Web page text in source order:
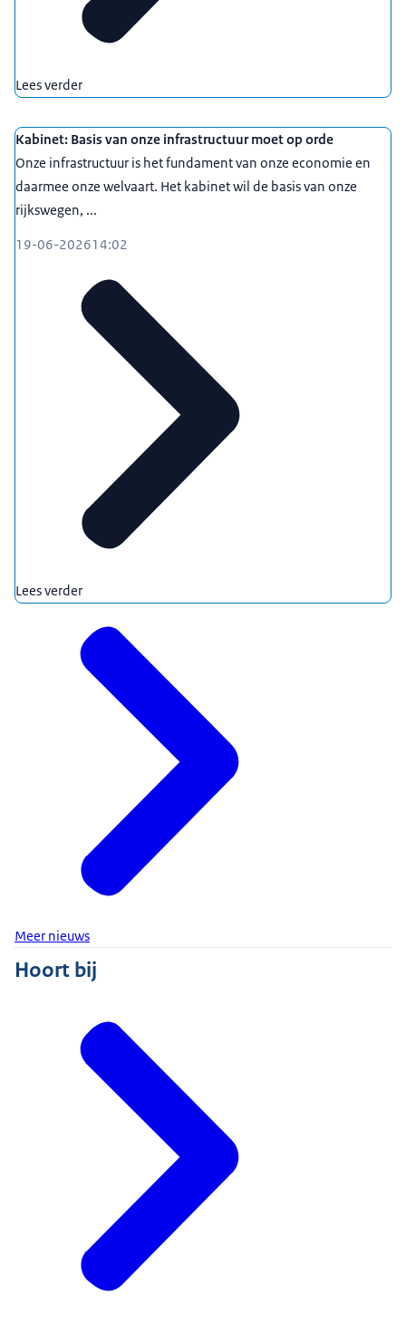
Lees verder
Kabinet: Basis van onze infrastructuur moet op orde
Onze infrastructuur is het fundament van onze economie en
daarmee onze welvaart. Het kabinet wil de basis van onze
rijkswegen, ...
19-06-202614:02
Lees verder
Meer nieuws
Hoort bij